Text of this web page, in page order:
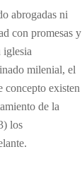
abrogadas ni
con promesas y
iglesia
milenial, el
concepto existen
de la
los